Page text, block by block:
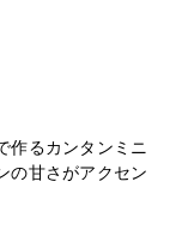
作るカンタンミニ
の甘さがアクセン